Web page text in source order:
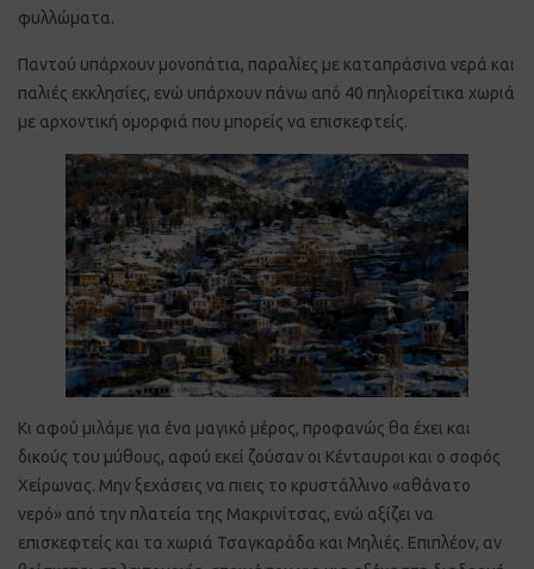
φυλλώματα.
Παντού υπάρχουν μονοπάτια, παραλίες με καταπράσινα νερά και
παλιές εκκλησίες, ενώ υπάρχουν πάνω από 40 πηλιορείτικα χωριά
με αρχοντική ομορφιά που μπορείς να επισκεφτείς.
Κι αφού μιλάμε για ένα μαγικό μέρος, προφανώς θα έχει και
δικούς του μύθους, αφού εκεί ζούσαν οι Κένταυροι και ο σοφός
Χείρωνας. Μην ξεχάσεις να πιεις το κρυστάλλινο «αθάνατο
νερό» από την πλατεία της Μακρινίτσας, ενώ αξίζει να
επισκεφτείς και τα χωριά Τσαγκαράδα και Μηλιές. Επιπλέον, αν